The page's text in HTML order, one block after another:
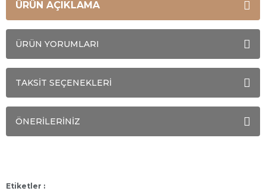
ÜRÜN AÇIKLAMA
ÜRÜN YORUMLARI
TAKSİT SEÇENEKLERİ
ÖNERİLERİNİZ
Etiketler :